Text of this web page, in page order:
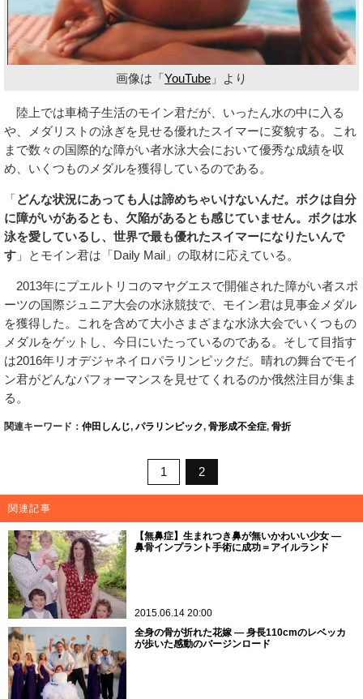
画像は「YouTube 」より
陸上では車椅子生活のモイン君だが、いったん水の中に入る
や、メダリストの泳ぎを見せる優れたスイマーに変貌する。これ
まで数々の国際的な障がい者水泳大会において優秀な成績を収
め、いくつものメダルを獲得しているのである。
「どんな状況にあっても人は諦めちゃいけないんだ。ボクは自分
に障がいがあるとも、欠陥があるとも感じていません。ボクは水
泳を愛しているし、世界で最も優れたスイマーになりたいんで
す 」とモイン君は「Daily Mail」の取材に応えている。
2013年にプエルトリコのマヤグエスで開催された障がい者スポ
ーツの国際ジュニア大会の水泳競技で、モイン君は見事金メダル
を獲得した。これを含めて大小さまざまな水泳大会でいくつもの
メダルをゲットし、今日にいたっているのである。そして目指す
は2016年リオデジャネイロパラリンピックだ。晴れの舞台でモイ
ン君がどんなパフォーマンスを見せてくれるのか俄然注目が集ま
る。
関連キーワード： 仲田しんじ, パラリンピック, 骨形成不全症, 骨折
1 2
関連記事
【無鼻症】生まれつき鼻が無いかわいい少女 ―
鼻骨インプラント手術に成功＝アイルランド
2015.06.14 20:00
全身の骨が折れた花嫁 ― 身長110cmのレベッカ
が歩いた感動のバージンロード